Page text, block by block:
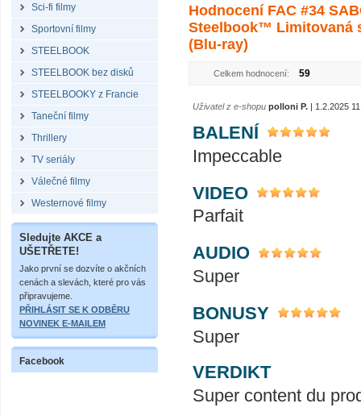
Sci-fi filmy
Sportovní filmy
STEELBOOK
STEELBOOK bez disků
STEELBOOKY z Francie
Taneční filmy
Thrillery
TV seriály
Válečné filmy
Westernové filmy
Sledujte AKCE a
UŠETŘETE!
Jako první se dozvíte o akčních
cenách a slevách, které pro vás
připravujeme.
PŘIHLÁSIT SE K ODBĚRU
NOVINEK E-MAILEM
Facebook
Hodnocení FAC #34
Steelbook™ Limitovaná
(Blu-ray)
Celkem hodnocení: 59
Uživatel z e-shopu polloni P. | 1.2.2025
BALENÍ
Impeccable
VIDEO
Parfait
AUDIO
Super
BONUSY
Super
VERDIKT
Super content du